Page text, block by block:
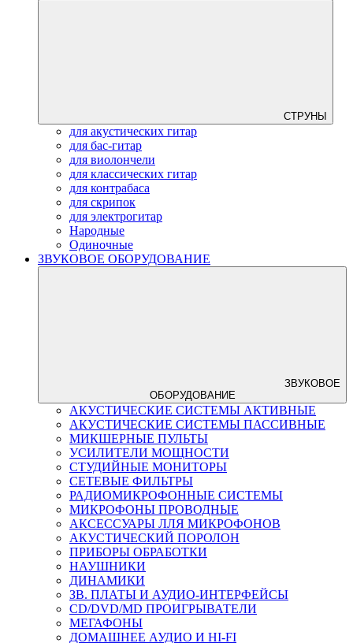
СТРУНЫ
для акустических гитар
для бас-гитар
для виолончели
для классических гитар
для контрабаса
для скрипок
для электрогитар
Народные
Одиночные
ЗВУКОВОЕ ОБОРУДОВАНИЕ
ЗВУКОВОЕ
ОБОРУДОВАНИЕ
АКУСТИЧЕСКИЕ СИСТЕМЫ АКТИВНЫЕ
АКУСТИЧЕСКИЕ СИСТЕМЫ ПАССИВНЫЕ
МИКШЕРНЫЕ ПУЛЬТЫ
УСИЛИТЕЛИ МОЩНОСТИ
СТУДИЙНЫЕ МОНИТОРЫ
СЕТЕВЫЕ ФИЛЬТРЫ
РАДИОМИКРОФОННЫЕ СИСТЕМЫ
МИКРОФОНЫ ПРОВОДНЫЕ
АКСЕССУАРЫ ЛЛЯ МИКРОФОНОВ
АКУСТИЧЕСКИЙ ПОРОЛОН
ПРИБОРЫ ОБРАБОТКИ
НАУШНИКИ
ДИНАМИКИ
ЗВ. ПЛАТЫ И АУДИО-ИНТЕРФЕЙСЫ
CD/DVD/MD ПРОИГРЫВАТЕЛИ
МЕГАФОНЫ
ДОМАШНЕЕ АУДИО И HI-FI